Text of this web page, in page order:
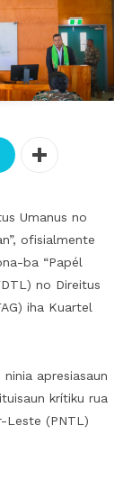
Umanus no
ofisialmente
ba “Papél
no Direitus
iha Kuartel
apresiasaun
krítiku rua
Leste (PNTL)